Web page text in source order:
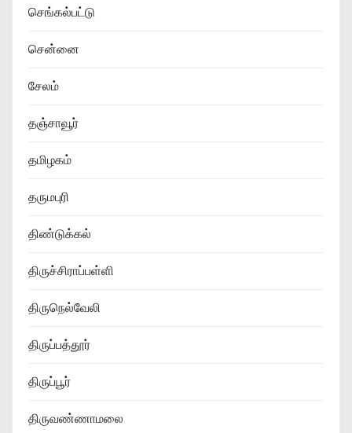
செங்கல்பட்டு
சென்னை
சேலம்
தஞ்சாவூர்
தமிழகம்
தருமபுரி
திண்டுக்கல்
திருச்சிராப்பள்ளி
திருநெல்வேலி
திருப்பத்தூர்
திருப்பூர்
திருவண்ணாமலை